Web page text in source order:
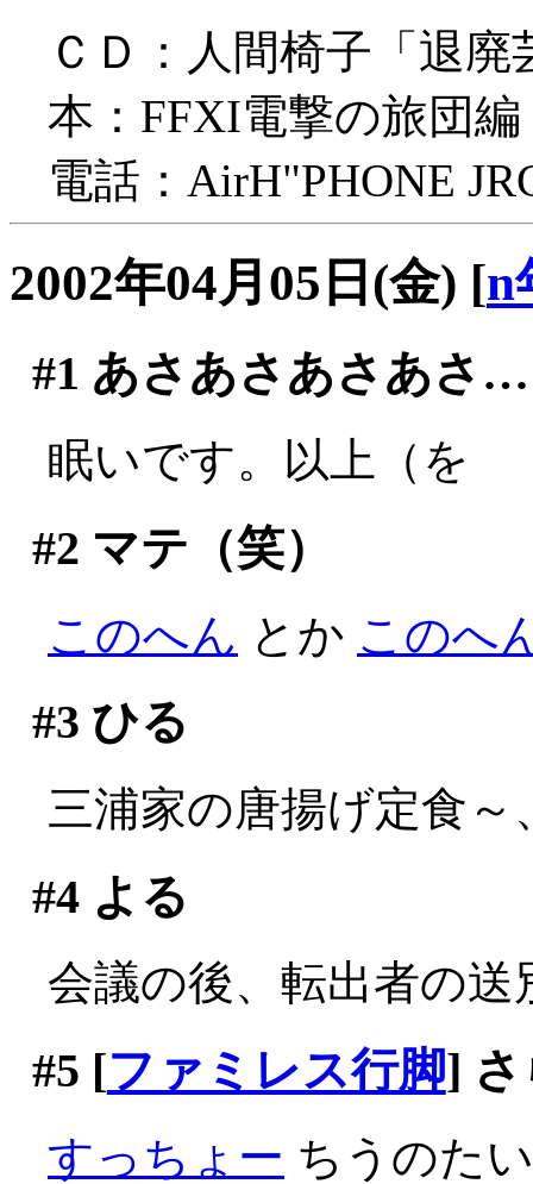
ＣＤ：人間椅子「退廃
本：FFXI電撃の旅団編
電話：AirH"PHONE
2002年04月05日(金) [n
#1 あさあさあさあさ…
眠いです。以上（を
#2 マテ（笑）
このへん とか このへ
#3 ひる
三浦家の唐揚げ定食
#4よる
会議の後、転出者の送
#5 [ファミレス行脚]
すっちょー ちうのた